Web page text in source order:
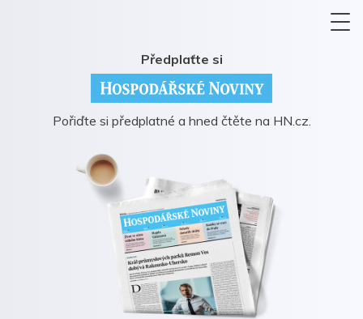
Předplaťte si
Pořiďte si předplatné a hned čtěte na HN.cz.